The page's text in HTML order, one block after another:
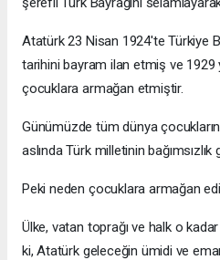
Atatürk 23 Nisan 1924'te Türkiye
tarihini bayram ilan etmiş ve 1929
çocuklara armağan etmiştir.
Günümüzde tüm dünya
aslında Türk milletinin bağımsızlık
Peki neden çocuklara armağan
Ülke, vatan toprağı ve halk o
ki, Atatürk geleceğin ümidi ve